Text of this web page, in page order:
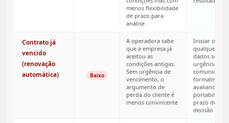
menos flexibilidade
de prazo para
análise
Contrato já
vencido
(renovação
automática)
Baixo
A operadora sabe
que a empresa já
aceitou as
condições antigas.
Sem urgência de
vencimento, o
argumento de
perda do cliente é
menos convincente
Iniciar o
qualquer
dados
urgência
comunicar
formalmente
avaliando
prazo
decisão